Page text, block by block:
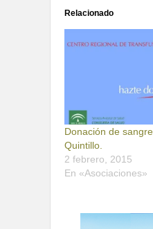
Relacionado
Donación de
Quintillo.
2 febrero, 2015
En «Asociaciones»